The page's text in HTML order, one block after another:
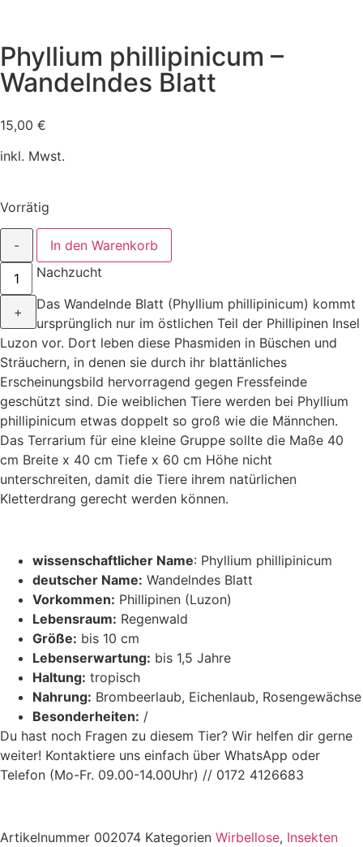
Phyllium phillipinicum –
Wandelndes Blatt
15,00 €
inkl. Mwst.
Vorrätig
-
+
In den Warenkorb
Nachzucht
Das Wandelnde Blatt (Phyllium phillipinicum) kommt
ursprünglich nur im östlichen Teil der Phillipinen Insel
Luzon vor. Dort leben diese Phasmiden in Büschen und
Sträuchern, in denen sie durch ihr blattänliches
Erscheinungsbild hervorragend gegen Fressfeinde
geschützt sind. Die weiblichen Tiere werden bei Phyllium
phillipinicum etwas doppelt so groß wie die Männchen.
Das Terrarium für eine kleine Gruppe sollte die Maße 40
cm Breite x 40 cm Tiefe x 60 cm Höhe nicht
unterschreiten, damit die Tiere ihrem natürlichen
Kletterdrang gerecht werden können.
wissenschaftlicher Name: Phyllium phillipinicum
deutscher Name: Wandelndes Blatt
Vorkommen: Phillipinen (Luzon)
Lebensraum: Regenwald
Größe: bis 10 cm
Lebenserwartung: bis 1,5 Jahre
Haltung: tropisch
Nahrung: Brombeerlaub, Eichenlaub, Rosengewächse
Besonderheiten: /
Du hast noch Fragen zu diesem Tier? Wir helfen dir gerne
weiter! Kontaktiere uns einfach über WhatsApp oder
Telefon (Mo-Fr. 09.00-14.00Uhr) // 0172 4126683
Artikelnummer 002074 Kategorien Wirbellose, Insekten